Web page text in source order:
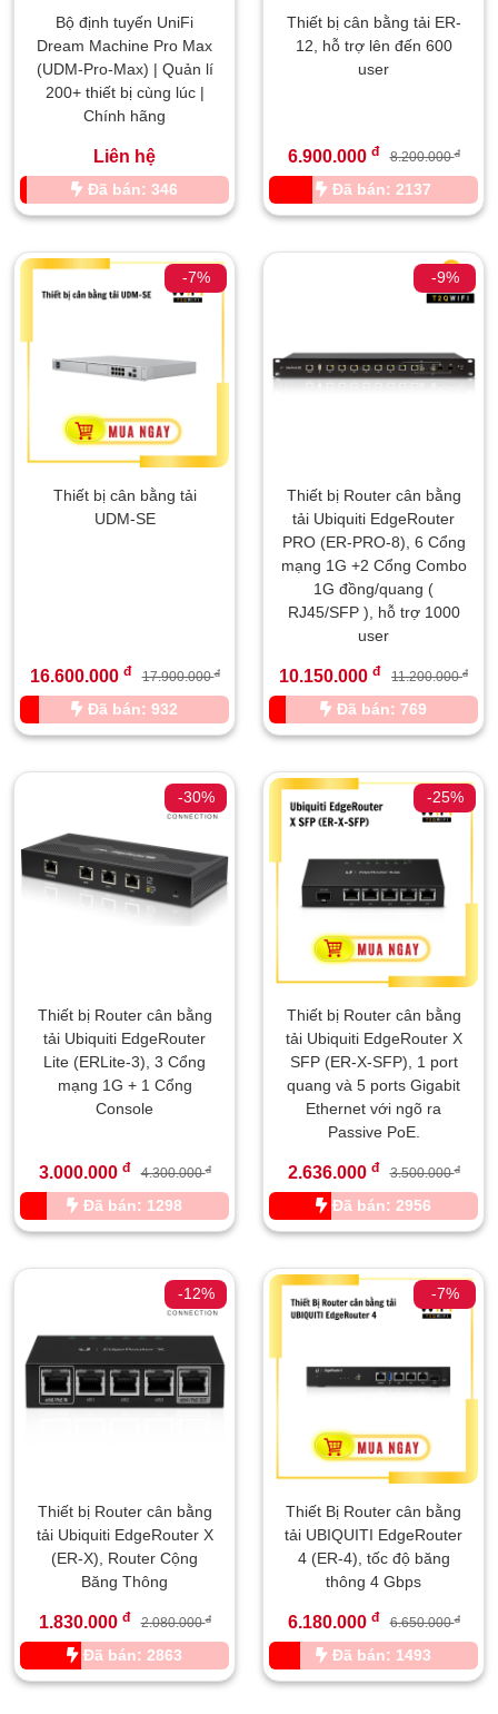
Bộ định tuyến UniFi
Dream Machine Pro Max
(UDM-Pro-Max) | Quản lí
200+ thiết bị cùng lúc |
Chính hãng
Liên hệ
Đã bán: 346
Thiết bị cân bằng tải ER-
12, hỗ trợ lên đến 600
user
6.900.000 đ 8.200.000đ
Đã bán: 2137
-7%
Thiết bị cân bằng tải
UDM-SE
16.600.000 đ 17.900.000đ
Đã bán: 932
-9%
Thiết bị Router cân bằng
tải Ubiquiti EdgeRouter
PRO (ER-PRO-8), 6 Cổng
mạng 1G +2 Cổng Combo
1G đồng/quang (
RJ45/SFP ), hỗ trợ 1000
user
10.150.000 đ 11.200.000đ
Đã bán: 769
-30%
Thiết bị Router cân bằng
tải Ubiquiti EdgeRouter
Lite (ERLite-3), 3 Cổng
mạng 1G + 1 Cổng
Console
3.000.000 đ 4.300.000đ
Đã bán: 1298
-25%
Thiết bị Router cân bằng
tải Ubiquiti EdgeRouter X
SFP (ER-X-SFP), 1 port
quang và 5 ports Gigabit
Ethernet với ngõ ra
Passive PoE.
2.636.000 đ 3.500.000đ
Đã bán: 2956
-12%
Thiết bị Router cân bằng
tải Ubiquiti EdgeRouter X
(ER-X), Router Cộng
Băng Thông
1.830.000 đ 2.080.000đ
Đã bán: 2863
-7%
Thiết Bị Router cân bằng
tải UBIQUITI EdgeRouter
4 (ER-4), tốc độ băng
thông 4 Gbps
6.180.000 đ 6.650.000đ
Đã bán: 1493